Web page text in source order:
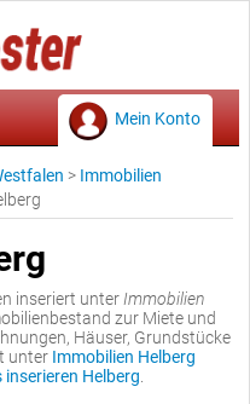
Mein Konto
> Immobilien
inseriert unter Immobilien
zur Miete und
Häuser, Grundstücke
unter Immobilien Helberg
Helberg